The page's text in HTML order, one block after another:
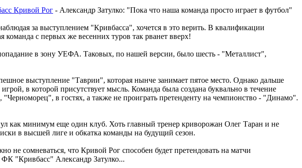
Кривой Рог - Александр Затулко: "Пока что наша команда просто играет в футбол"
за выступлением "Кривбасса", хочется в это верить. В квалификации
с первых же весенних туров так рванет вверх!
в зону УЕФА. Таковых, по нашей версии, было шесть - "Металлист",
выступление "Таврии", которая нынче занимает пятое место. Однако дальше
в которой присутствует мысль. Команда была создана буквально в течение
в гостях, а также не проиграть претенденту на чемпионство - "Динамо".
как минимум еще один клуб. Хоть главный тренер криворожан Олег Таран и не
в высшей лиге и обкатка команды на будущий сезон.
не сомневаться, что Кривой Рог способен будет претендовать на матчи
"Кривбасс" Александр Затулко...